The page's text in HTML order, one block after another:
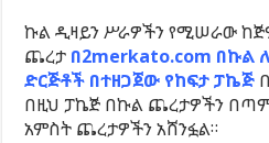
ኩል ዲዛይን ሥራዎችን የሚሠራው
ጨረታ በ2merkato.com በኩል
ድርጅቶች በተዘጋጀው የከፍታ ፓኬጅ
በዚህ ፓኬጅ በኩል ጨረታዎችን
አምስት ጨረታዎችን አሸንፏል።